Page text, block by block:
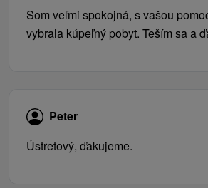
Som veľmi spokojná, s vašou
vybrala kúpeľný pobyt. Teším sa a
Peter
Ústretový, ďakujeme.